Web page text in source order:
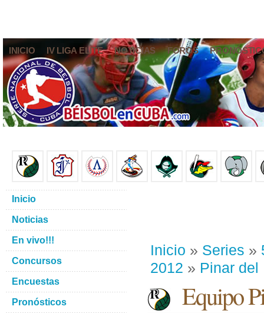
INICIO IV LIGA ELITE NOTICIAS FOROS
Inicio » Series »
2012 » Pinar del
Equipo
Inicio
Noticias
En vivo!!!
Concursos
Encuestas
Pronósticos